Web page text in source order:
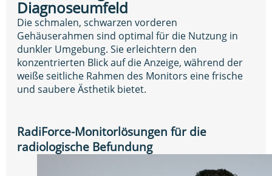
Diagnoseumfeld
Die schmalen, schwarzen vorderen
Gehäuserahmen sind optimal für die Nutzung in
dunkler Umgebung. Sie erleichtern den
konzentrierten Blick auf die Anzeige, während der
weiße seitliche Rahmen des Monitors eine frische
und saubere Ästhetik bietet.
RadiForce-Monitorlösungen für die
radiologische Befundung